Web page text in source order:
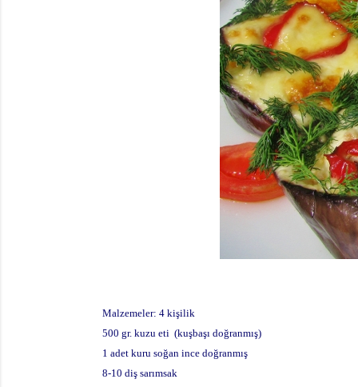
Malzemeler: 4 kişilik
500 gr. kuzu eti (kuşbaşı doğranmış)
1 adet kuru soğan ince doğranmış
8-10 diş sarımsak